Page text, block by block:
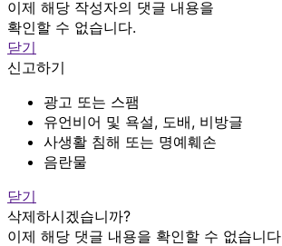
이제 해당 작성자의 댓글 내용을
확인할 수 없습니다.
닫기
신고하기
광고 또는 스팸
유언비어 및 욕설, 도배, 비방글
사생활 침해 또는 명예훼손
음란물
닫기
삭제하시겠습니까?
이제 해당 댓글 내용을 확인할 수 없습니다